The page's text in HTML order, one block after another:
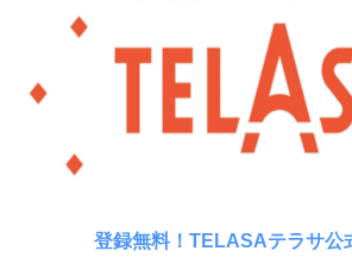
登録無料！TELASAテラサ公